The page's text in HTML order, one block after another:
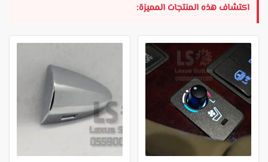
اكتشاف هذه المنتجات المميزة: